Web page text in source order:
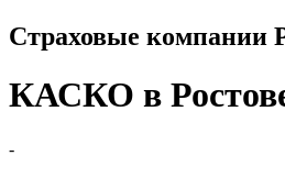
Страховые компании
КАСКО в
-